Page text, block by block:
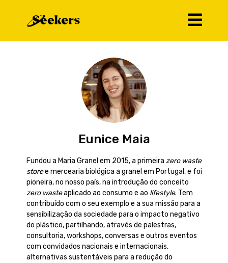
Eunice Maia
Fundou a Maria Granel em 2015, a primeira zero waste
storee mercearia biológica a granel em Portugal, e foi
pioneira, no nosso país, na introdução do conceito
zero wasteaplicado ao consumo e ao lifestyle. Tem
contribuído com o seu exemplo e a sua missão para a
sensibilização da sociedade para o impacto negativo
do plástico, partilhando, através de palestras,
consultoria, workshops, conversas e outros eventos
com convidados nacionais e internacionais,
alternativas sustentáveis para a redução do